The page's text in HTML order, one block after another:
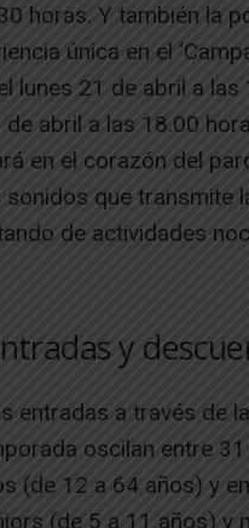
horas. Y también la
única en el
lunes 21 de abril a las
abril a las 18.00
en el corazón del
que transmite
de actividades
y
entradas a través de
oscilan entre
(de 12 a 64 años) y
(de 5 a 11 años) y